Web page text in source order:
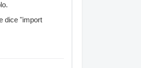
dice "import